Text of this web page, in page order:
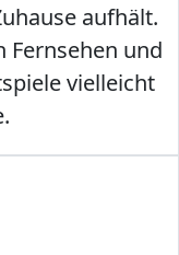
aufhält.
Fernsehen und
vielleicht